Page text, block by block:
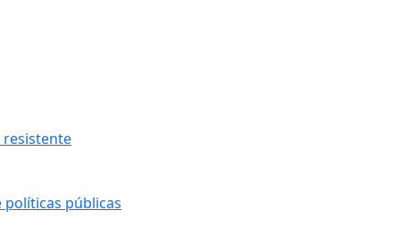
políticas públicas